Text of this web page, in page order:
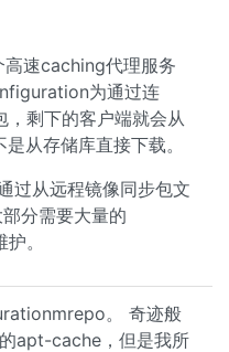
速caching代理服务
为通过连
，剩下的客户端就会从
从存储库直接下载。
过从远程镜像同步包文
分需要大量的
。
。 奇迹般
apt-cache，但是我所